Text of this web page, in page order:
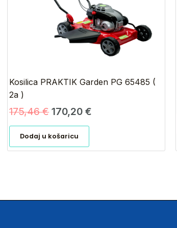
Kosilica PRAKTIK Garden PG 65485 (
2a )
175,46€ 170,20€
Dodaj u košaricu